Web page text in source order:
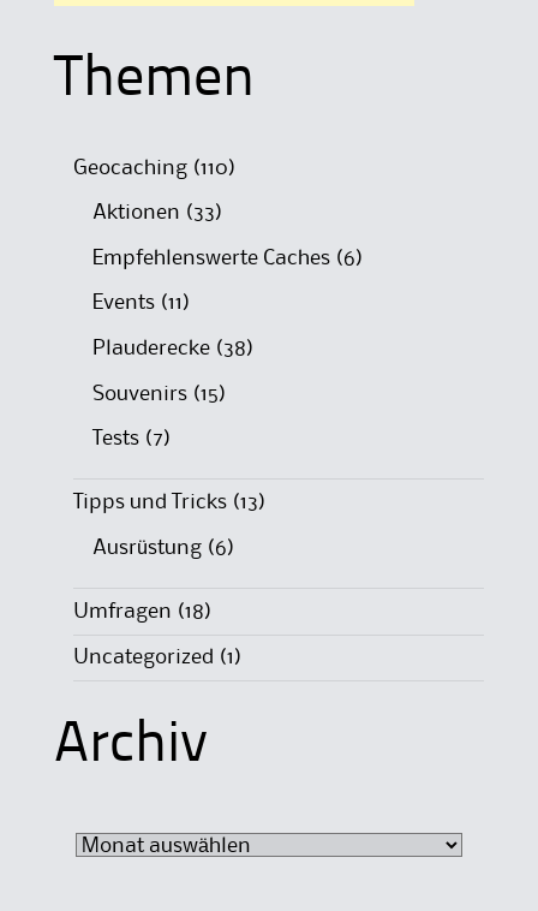
Themen
Geocaching(110)
Aktionen (33)
Empfehlenswerte Caches(6)
Events(11)
Plauderecke(38)
Souvenirs(15)
Tests(7)
Tipps und Tricks(13)
Ausrüstung(6)
Umfragen (18)
Uncategorized (1)
Archiv